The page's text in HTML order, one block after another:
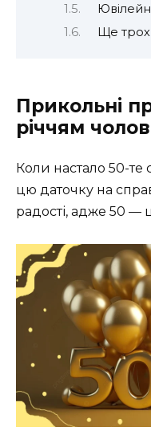
Ще
Прикольні
річчям
Коли настало 50-те
цю даточку на
радості, адже 50 —